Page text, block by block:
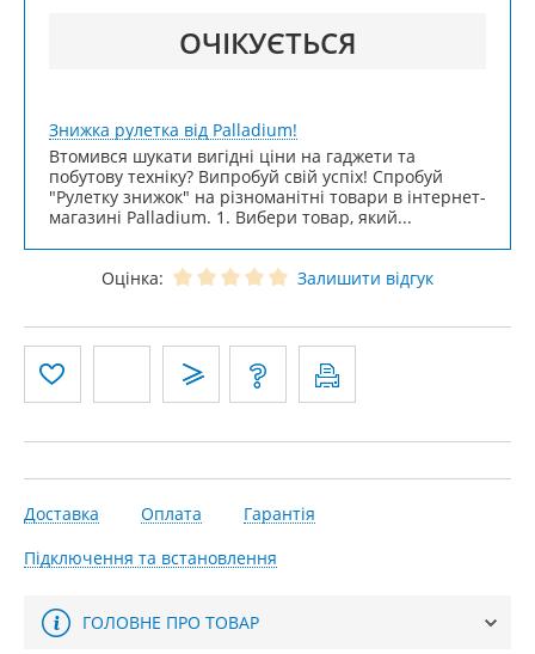
ОЧІКУЄТЬСЯ
Знижка рулетка від Palladium!
Втомився шукати вигідні ціни на гаджети та
побутову техніку? Випробуй свій успіх! Спробуй
"Рулетку знижок" на різноманітні товари в інтернет-
магазині Palladium. 1. Вибери товар, який...
Оцінка: Залишити відгук
Доставка Оплата
Гарантія
Підключення та встановлення
ГОЛОВНЕ ПРО ТОВАР